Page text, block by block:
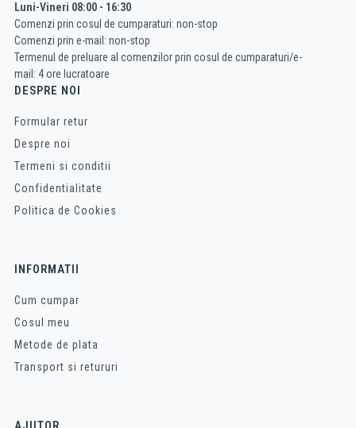
Luni-Vineri 08:00 - 16:30
Comenzi prin cosul de cumparaturi: non-stop
Comenzi prin e-mail: non-stop
Termenul de preluare al comenzilor prin cosul de cumparaturi/e-
mail: 4 ore lucratoare
DESPRE NOI
Formular retur
Despre noi
Termeni si conditii
Confidentialitate
Politica de Cookies
INFORMATII
Cum cumpar
Cosul meu
Metode de plata
Transport si retururi